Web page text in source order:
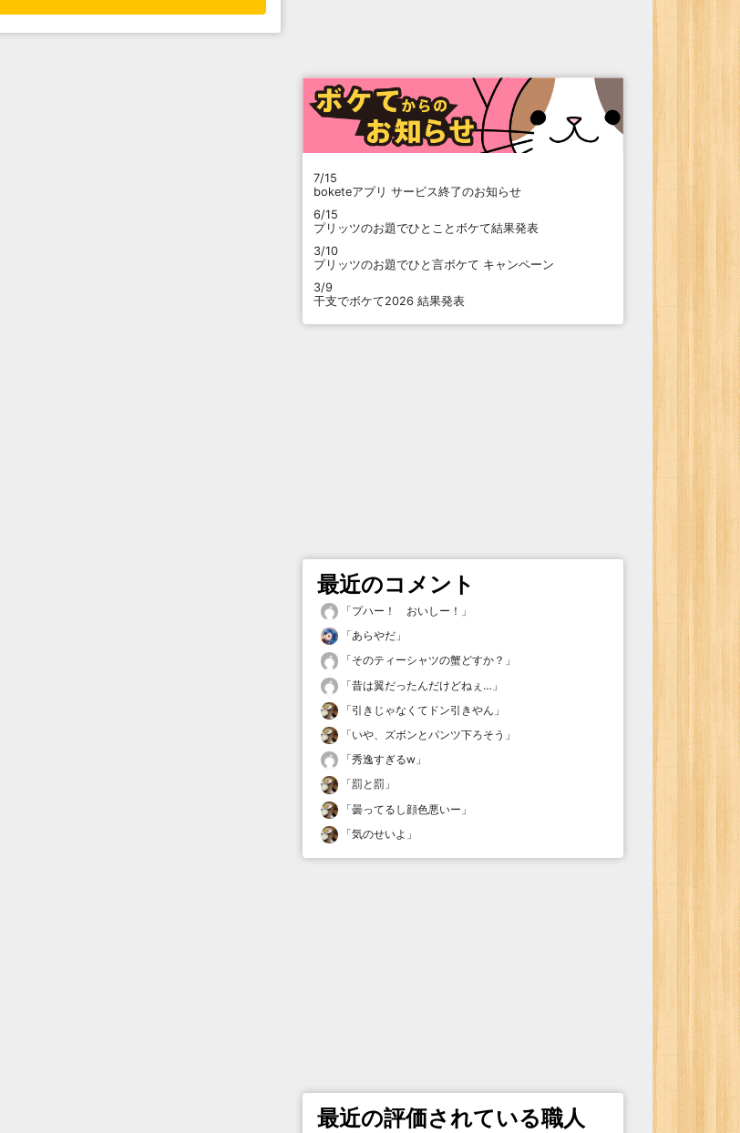
7/15
boketeアプリ サービス終了のお知らせ
6/15
プリッツのお題でひとことボケて結果発表
3/10
プリッツのお題でひと言ボケて キャンペーン
3/9
干支でボケて2026 結果発表
最近のコメント
「プハー！ おいしー！ 」
「あらやだ 」
「そのティーシャツの蟹どすか？ 」
「昔は翼だったんだけどねぇ… 」
「引きじゃなくてドン引きやん 」
「いや、ズボンとパンツ下ろそう 」
「秀逸すぎるw 」
「罰と罰 」
「曇ってるし顔色悪いー 」
「気のせいよ 」
最近の評価されている職人